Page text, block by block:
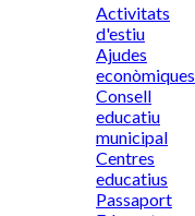
Activitats
d'estiu
Ajudes
econòmiques
Consell
educatiu
municipal
Centres
educatius
Passaport